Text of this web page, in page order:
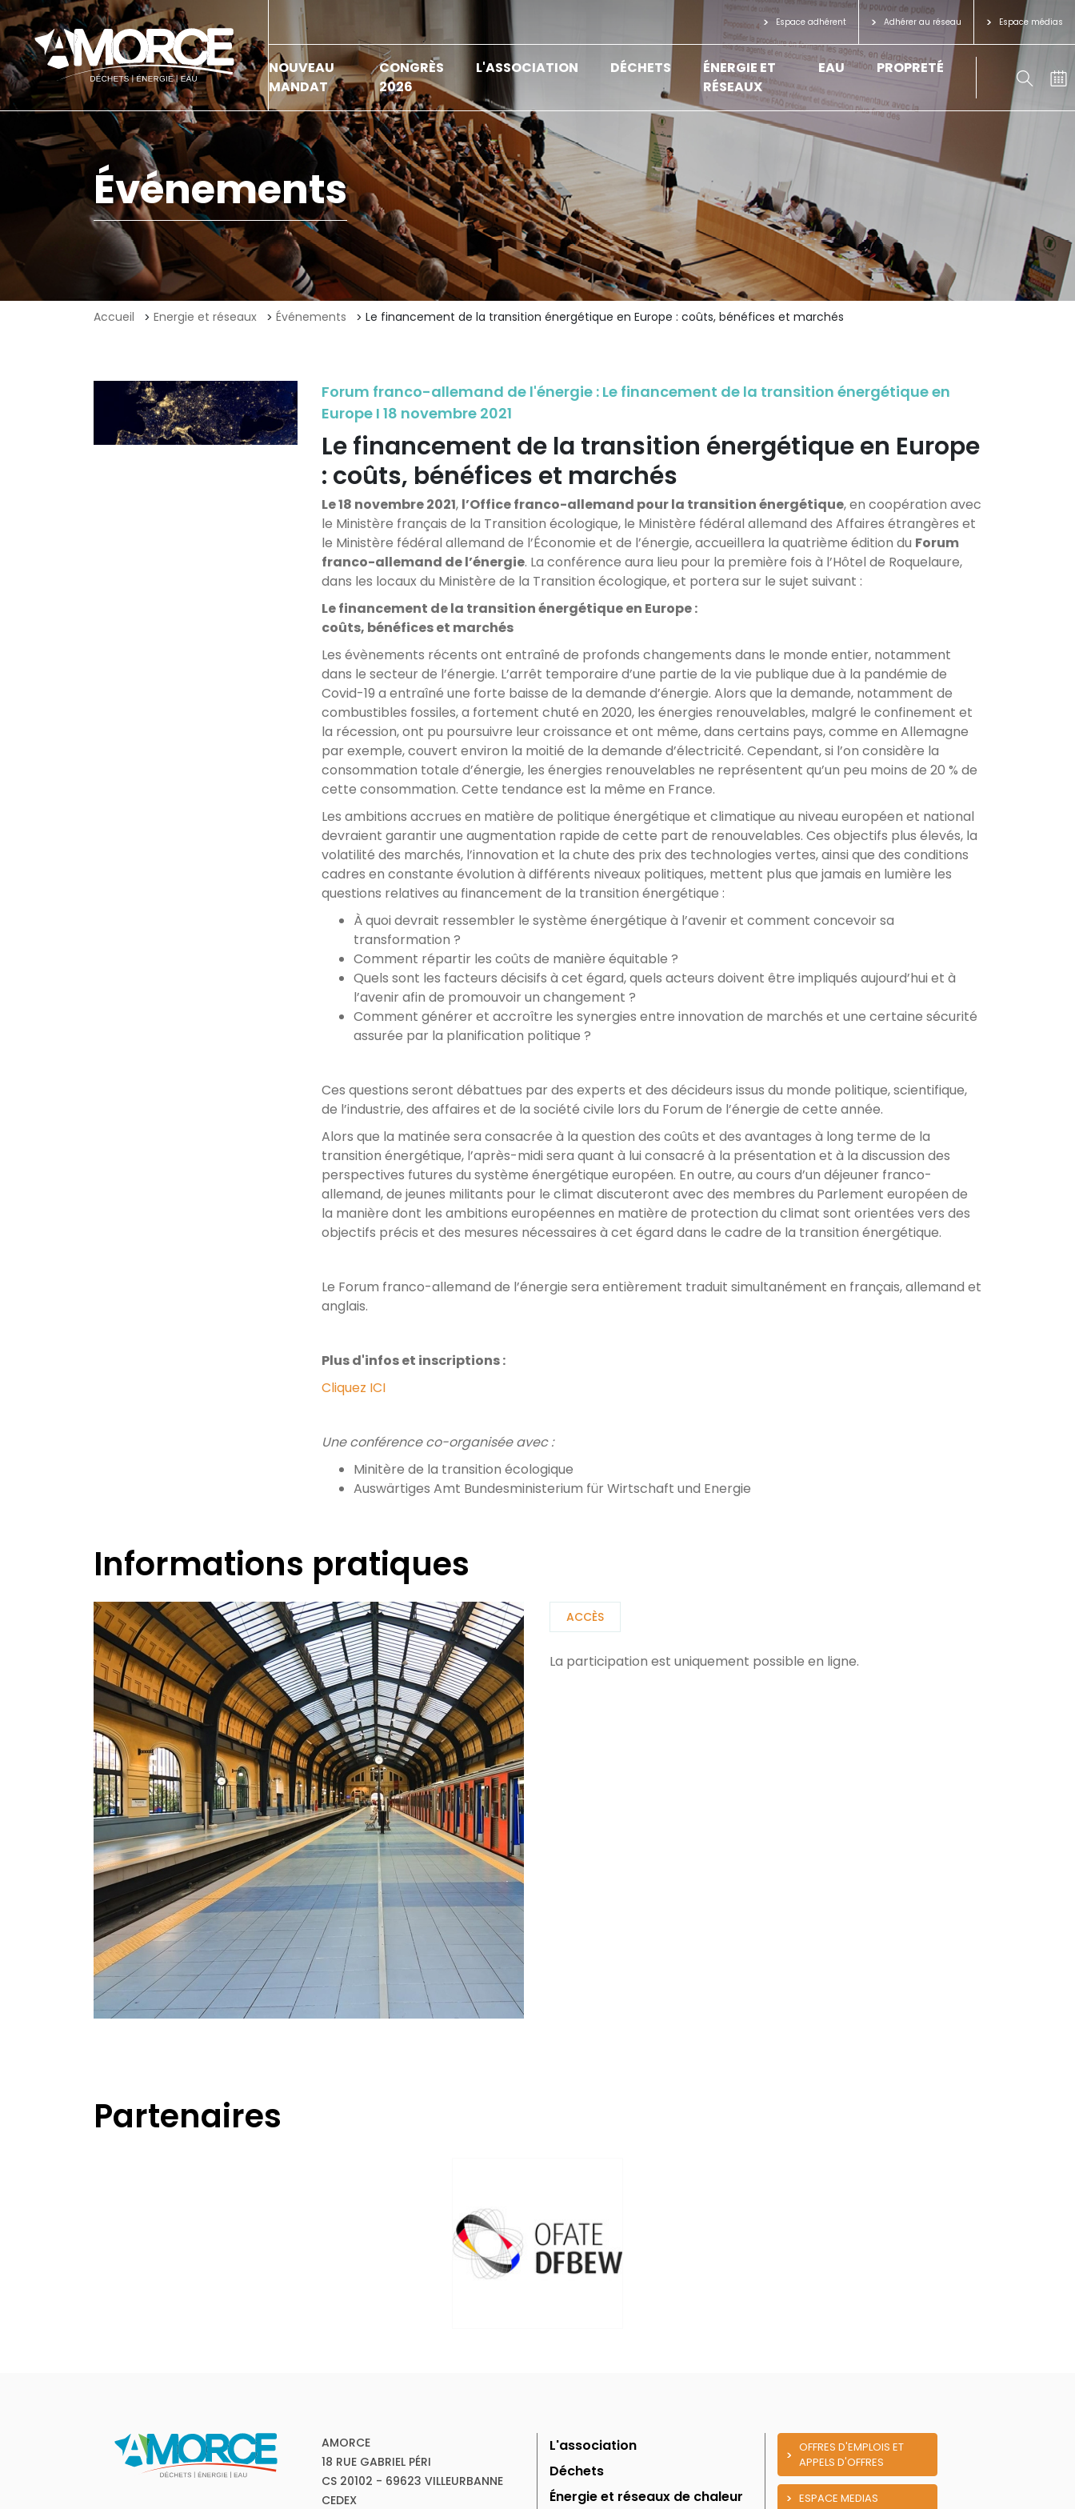
Espace adhérent Adhérer au réseau Espace médias
NOUVEAU
MANDAT
CONGRÈS
2026
L'ASSOCIATION DÉCHETS
ÉNERGIE ET
RÉSEAUX
EAU PROPRETÉ
Événements
Accueil Energie et réseaux Événements Le financement de la transition énergétique en Europe : coûts, bénéfices et marchés
Forum franco-allemand de l'énergie : Le financement de la transition énergétique en
Europe I 18 novembre 2021
Le financement de la transition énergétique en Europe
: coûts, bénéfices et marchés
Le 18 novembre 2021, l’Office franco-allemand pour la transition énergétique, en coopération avec
le Ministère français de la Transition écologique, le Ministère fédéral allemand des Affaires étrangères et
le Ministère fédéral allemand de l’Économie et de l’énergie, accueillera la quatrième édition du Forum
franco-allemand de l’énergie. La conférence aura lieu pour la première fois à l’Hôtel de Roquelaure,
dans les locaux du Ministère de la Transition écologique, et portera sur le sujet suivant :
Le financement de la transition énergétique en Europe :
coûts, bénéfices et marchés
Les évènements récents ont entraîné de profonds changements dans le monde entier, notamment
dans le secteur de l’énergie. L’arrêt temporaire d’une partie de la vie publique due à la pandémie de
Covid-19 a entraîné une forte baisse de la demande d’énergie. Alors que la demande, notamment de
combustibles fossiles, a fortement chuté en 2020, les énergies renouvelables, malgré le confinement et
la récession, ont pu poursuivre leur croissance et ont même, dans certains pays, comme en Allemagne
par exemple, couvert environ la moitié de la demande d’électricité. Cependant, si l’on considère la
consommation totale d’énergie, les énergies renouvelables ne représentent qu’un peu moins de 20 % de
cette consommation. Cette tendance est la même en France.
Les ambitions accrues en matière de politique énergétique et climatique au niveau européen et national
devraient garantir une augmentation rapide de cette part de renouvelables. Ces objectifs plus élevés, la
volatilité des marchés, l’innovation et la chute des prix des technologies vertes, ainsi que des conditions
cadres en constante évolution à différents niveaux politiques, mettent plus que jamais en lumière les
questions relatives au financement de la transition énergétique :
À quoi devrait ressembler le système énergétique à l’avenir et comment concevoir sa
transformation ?
Comment répartir les coûts de manière équitable ?
Quels sont les facteurs décisifs à cet égard, quels acteurs doivent être impliqués aujourd’hui et à
l’avenir afin de promouvoir un changement ?
Comment générer et accroître les synergies entre innovation de marchés et une certaine sécurité
assurée par la planification politique ?
Ces questions seront débattues par des experts et des décideurs issus du monde politique, scientifique,
de l’industrie, des affaires et de la société civile lors du Forum de l’énergie de cette année.
Alors que la matinée sera consacrée à la question des coûts et des avantages à long terme de la
transition énergétique, l’après-midi sera quant à lui consacré à la présentation et à la discussion des
perspectives futures du système énergétique européen. En outre, au cours d’un déjeuner franco-
allemand, de jeunes militants pour le climat discuteront avec des membres du Parlement européen de
la manière dont les ambitions européennes en matière de protection du climat sont orientées vers des
objectifs précis et des mesures nécessaires à cet égard dans le cadre de la transition énergétique.
Le Forum franco-allemand de l’énergie sera entièrement traduit simultanément en français, allemand et
anglais.
Plus d'infos et inscriptions :
Cliquez ICI
Une conférence co-organisée avec :
Minitère de la transition écologique
Auswärtiges Amt Bundesministerium für Wirtschaft und Energie
Informations pratiques
ACCÈS
La participation est uniquement possible en ligne.
Partenaires
AMORCE
18 RUE GABRIEL PÉRI
CS 20102 - 69623 VILLEURBANNE
CEDEX
L'association
Déchets
Énergie et réseaux de chaleur
OFFRES D'EMPLOIS ET
APPELS D'OFFRES
ESPACE MEDIAS